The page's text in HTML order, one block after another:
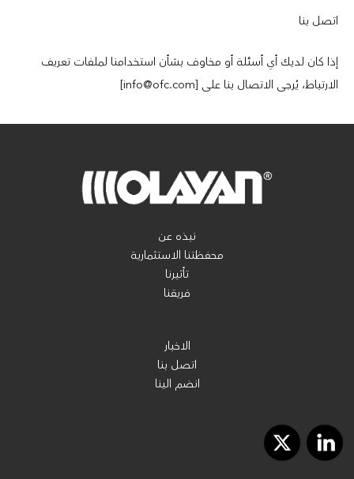
اتصل بنا
إذا كان لديك أي أسئلة أو مخاوف بشأن استخدامنا لملفات تعريف
الارتباط، يُرجى الاتصال بنا على [info@ofc.com]
نبذه عن
محفظتنا الاستثمارية
تأثيرنا
فريقنا
الاخبار
اتصل بنا
انضم الينا